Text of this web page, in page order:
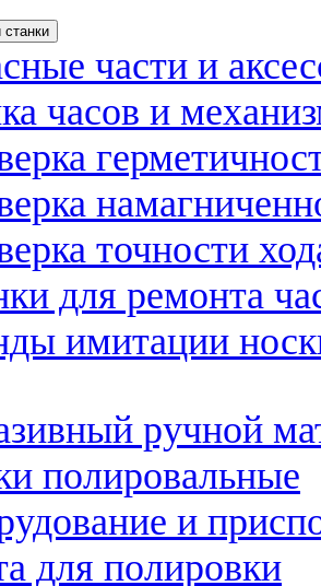
части и
часов и
точности
для ремонта
имитации
ручной
полировальные
и
для полировки